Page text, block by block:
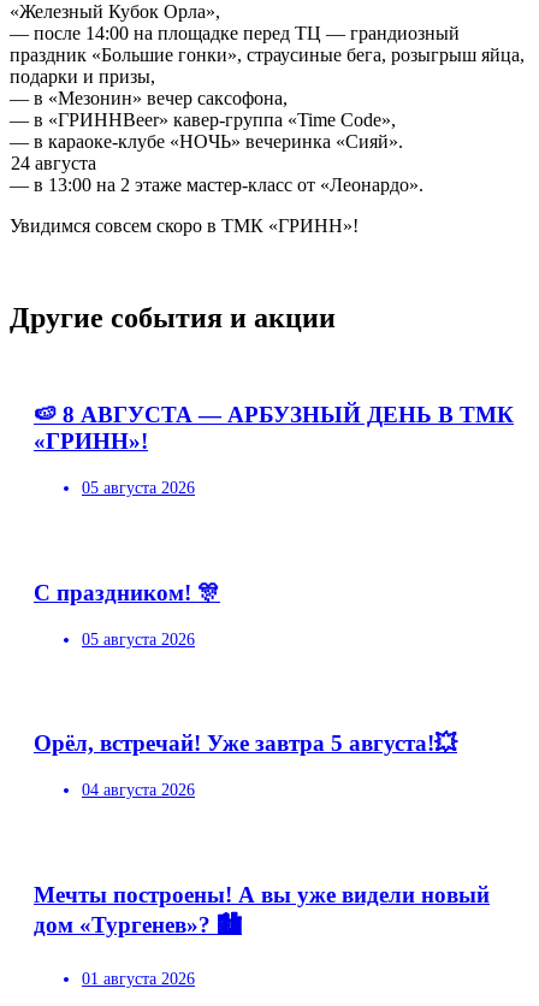
«Железный Кубок Орла»,
— после 14:00 на площадке перед ТЦ — грандиозный
праздник «Большие гонки», страусиные бега, розыгрыш яйца,
подарки и призы,
— в «Мезонин» вечер саксофона,
— в «ГРИННBeer» кавер-группа «Time Code»,
— в караоке-клубе «НОЧЬ» вечеринка «Сияй».
24 августа
— в 13:00 на 2 этаже мастер-класс от «Леонардо».
Увидимся совсем скоро в ТМК «ГРИНН»!
Другие события и акции
🍉 8 АВГУСТА — АРБУЗНЫЙ ДЕНЬ В ТМК
«ГРИНН»!
05 августа 2026
С праздником! 🎊
05 августа 2026
Орёл, встречай! Уже завтра 5 августа!💥
04 августа 2026
Мечты построены! А вы уже видели новый
дом «Тургенев»? 🏙️
01 августа 2026